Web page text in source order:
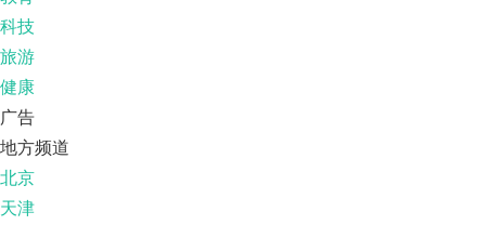
科技
旅游
健康
广告
地方频道
北京
天津